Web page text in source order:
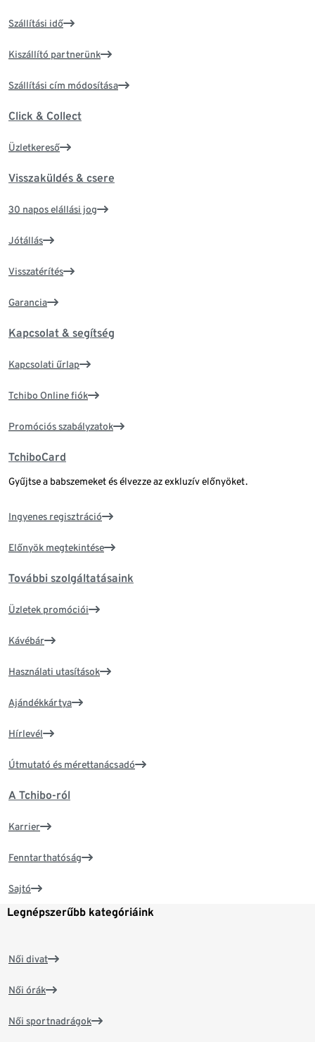
Szállítási idő
Kiszállító partnerünk
Szállítási cím módosítása
Click & Collect
Üzletkereső
Visszaküldés & csere
30 napos elállási jog
Jótállás
Visszatérítés
Garancia
Kapcsolat & segítség
Kapcsolati űrlap
Tchibo Online fiók
Promóciós szabályzatok
TchiboCard
Gyűjtse a babszemeket és élvezze az exkluzív előnyöket.
Ingyenes regisztráció
Előnyök megtekintése
További szolgáltatásaink
Üzletek promóciói
Kávébár
Használati utasítások
Ajándékkártya
Hírlevél
Útmutató és mérettanácsadó
A Tchibo-ról
Karrier
Fenntarthatóság
Sajtó
Legnépszerűbb kategóriáink
Női divat
Női órák
Női sportnadrágok